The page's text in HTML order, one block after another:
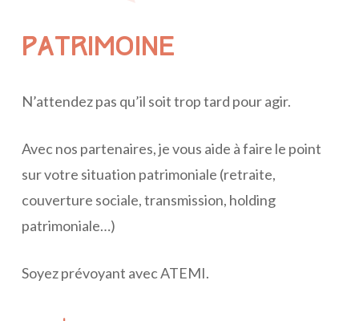
PATRIMOINE
N’attendez pas qu’il soit trop tard pour agir.
Avec nos partenaires, je vous aide à faire le point
sur votre situation patrimoniale (retraite,
couverture sociale, transmission, holding
patrimoniale…)
Soyez prévoyant avec ATEMI.